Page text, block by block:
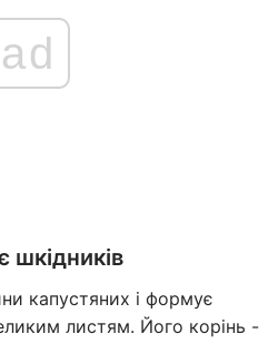
ad
шкідників
капустяних і формує
листям. Його корінь -